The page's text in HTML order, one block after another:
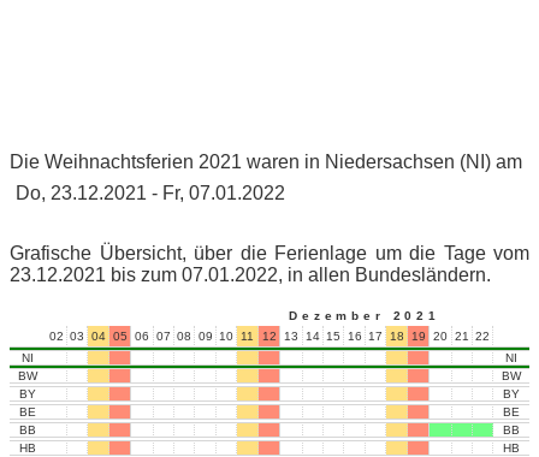
Die Weihnachtsferien 2021 waren in Niedersachsen (NI) am
Do, 23.12.2021 - Fr, 07.01.2022
Grafische Übersicht, über die Ferienlage um die Tage vom
23.12.2021 bis zum 07.01.2022, in allen Bundesländern.
Dezember 2021
02 03 04 05 06 07 08 09 10 11 12 13 14 15 16 17 18 19 20 21 22
NI
BW
BY
BE
BB
HB
NI
BW
BY
BE
BB
HB